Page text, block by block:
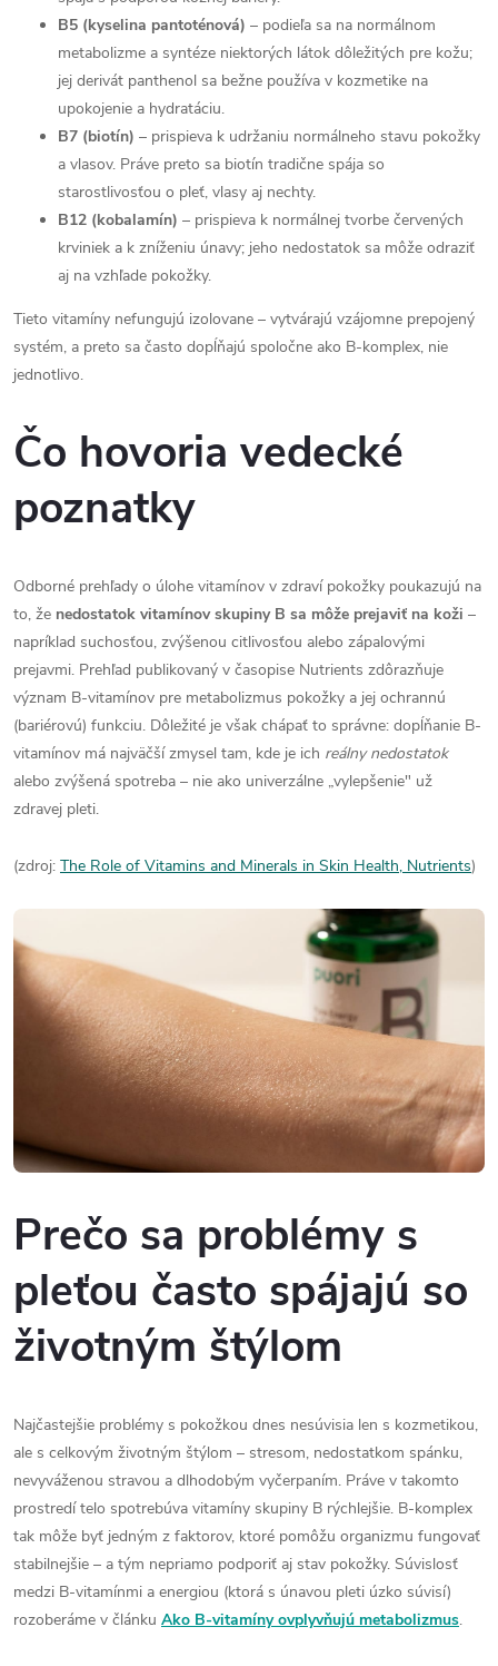
B5 (kyselina pantoténová) – podieľa sa na normálnom
metabolizme a syntéze niektorých látok dôležitých pre kožu;
jej derivát panthenol sa bežne používa v kozmetike na
upokojenie a hydratáciu.
B7 (biotín) – prispieva k udržaniu normálneho stavu pokožky
a vlasov. Práve preto sa biotín tradične spája so
starostlivosťou o pleť, vlasy aj nechty.
B12 (kobalamín) – prispieva k normálnej tvorbe červených
krviniek a k zníženiu únavy; jeho nedostatok sa môže odraziť
aj na vzhľade pokožky.
Tieto vitamíny nefungujú izolovane – vytvárajú vzájomne prepojený
systém, a preto sa často dopĺňajú spoločne ako B-komplex, nie
jednotlivo.
Čo hovoria vedecké
poznatky
Odborné prehľady o úlohe vitamínov v zdraví pokožky poukazujú na
to, že nedostatok vitamínov skupiny B sa môže prejaviť na koži –
napríklad suchosťou, zvýšenou citlivosťou alebo zápalovými
prejavmi. Prehľad publikovaný v časopise Nutrients zdôrazňuje
význam B-vitamínov pre metabolizmus pokožky a jej ochrannú
(bariérovú) funkciu. Dôležité je však chápať to správne: dopĺňanie B-
vitamínov má najväčší zmysel tam, kde je ich reálny nedostatok
alebo zvýšená spotreba – nie ako univerzálne „vylepšenie" už
zdravej pleti.
(zdroj: The Role of Vitamins and Minerals in Skin Health, Nutrients)
Prečo sa problémy s
pleťou často spájajú so
životným štýlom
Najčastejšie problémy s pokožkou dnes nesúvisia len s kozmetikou,
ale s celkovým životným štýlom – stresom, nedostatkom spánku,
nevyváženou stravou a dlhodobým vyčerpaním. Práve v takomto
prostredí telo spotrebúva vitamíny skupiny B rýchlejšie. B-komplex
tak môže byť jedným z faktorov, ktoré pomôžu organizmu fungovať
stabilnejšie – a tým nepriamo podporiť aj stav pokožky. Súvislosť
medzi B-vitamínmi a energiou (ktorá s únavou pleti úzko súvisí)
rozoberáme v článku Ako B-vitamíny ovplyvňujú metabolizmus.